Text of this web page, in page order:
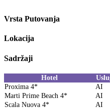
Vrsta Putovanja
Lokacija
Sadržaji
Hotel
Proxima 4*
AI
Marti Prime Beach 4*
AI
Scala Nuova 4*
AI